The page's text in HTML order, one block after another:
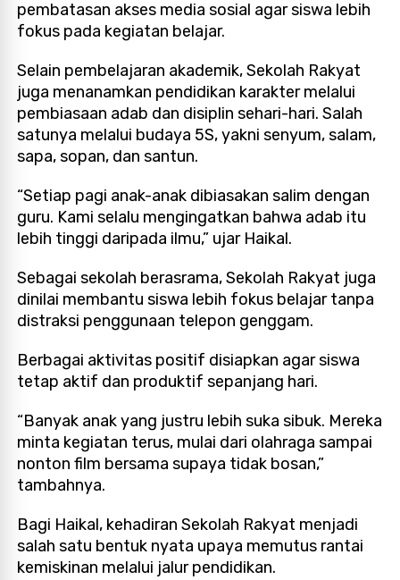
pembatasan akses media sosial agar siswa lebih
fokus pada kegiatan belajar.
Selain pembelajaran akademik, Sekolah Rakyat
juga menanamkan pendidikan karakter melalui
pembiasaan adab dan disiplin sehari-hari. Salah
satunya melalui budaya 5S, yakni senyum, salam,
sapa, sopan, dan santun.
“Setiap pagi anak-anak dibiasakan salim dengan
guru. Kami selalu mengingatkan bahwa adab itu
lebih tinggi daripada ilmu,” ujar Haikal.
Sebagai sekolah berasrama, Sekolah Rakyat juga
dinilai membantu siswa lebih fokus belajar tanpa
distraksi penggunaan telepon genggam.
Berbagai aktivitas positif disiapkan agar siswa
tetap aktif dan produktif sepanjang hari.
“Banyak anak yang justru lebih suka sibuk. Mereka
minta kegiatan terus, mulai dari olahraga sampai
nonton film bersama supaya tidak bosan,”
tambahnya.
Bagi Haikal, kehadiran Sekolah Rakyat menjadi
salah satu bentuk nyata upaya memutus rantai
kemiskinan melalui jalur pendidikan.